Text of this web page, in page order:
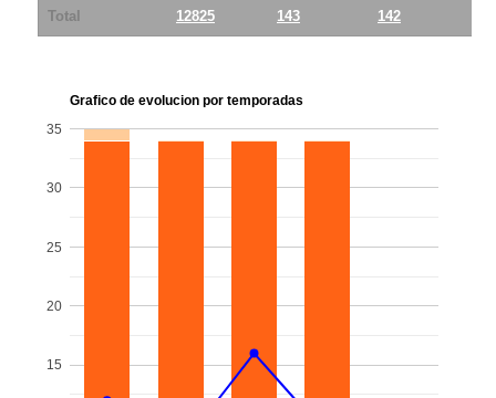
Total 12825 143 142
Grafico de evolucion por temporadas
15
20
25
30
35